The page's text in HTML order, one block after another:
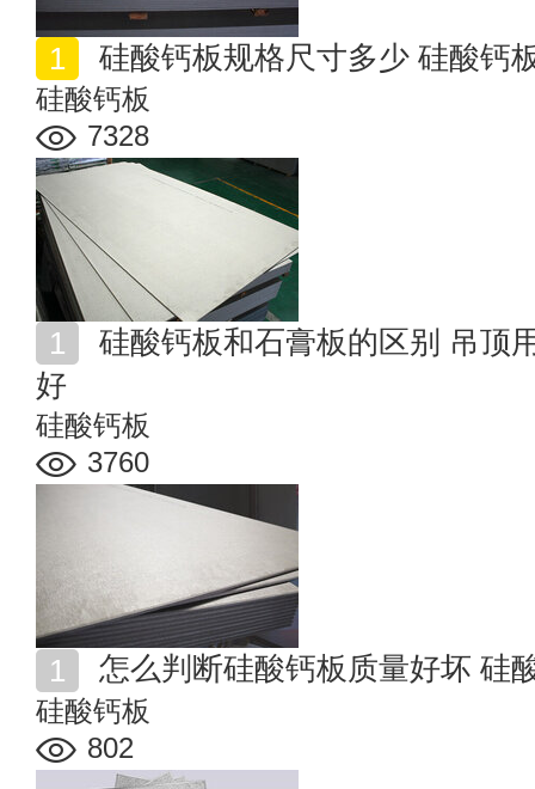
硅酸钙板规格尺寸多少 硅酸钙
硅酸钙板
7328
好
硅酸钙板
3760
怎么判断硅酸钙板质量好坏 硅
硅酸钙板
802